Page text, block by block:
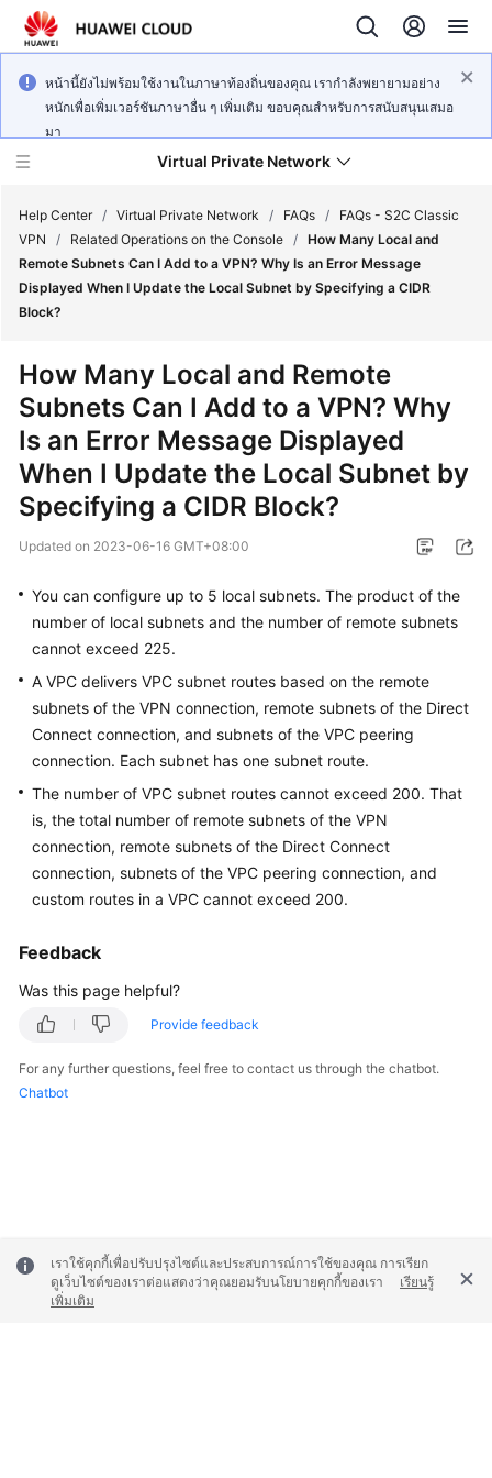
หน้านี้ยังไม่พร้อมใช้งานในภาษาท้องถิ่นของคุณ เรากำลังพยายามอย่าง
หนักเพื่อเพิ่มเวอร์ชันภาษาอื่น ๆ เพิ่มเติม ขอบคุณสำหรับการสนับสนุนเสมอ
มา
Virtual Private Network
What's
New
Overview
Billing
Getting
Started
Administrator
Guide
Best
Practices
Troubleshooting
FAQs
API
Reference
More
Documents
Videos
General
Responsibilities
Service
Help Center / Virtual Private Network / FAQs /
FAQs - S2C Classic
VPN
/ Related Operations on the Console / How Many Local and
Remote Subnets Can I Add to a VPN? Why Is an Error Message
Displayed When I Update the Local Subnet by Specifying a CIDR
Block?
How Many Local and Remote
Subnets Can I Add to a VPN? Why
Is an Error Message Displayed
When I Update the Local Subnet by
Specifying a CIDR Block?
Updated on 2023-06-16 GMT+08:00
You can configure up to 5 local subnets. The product of the
number of local subnets and the number of remote subnets
cannot exceed 225.
A VPC delivers VPC subnet routes based on the remote
subnets of the VPN connection, remote subnets of the Direct
Connect connection, and subnets of the VPC peering
connection. Each subnet has one subnet route.
The number of VPC subnet routes cannot exceed 200. That
is, the total number of remote subnets of the VPN
connection, remote subnets of the Direct Connect
connection, subnets of the VPC peering connection, and
custom routes in a VPC cannot exceed 200.
Feedback
Was this page helpful?
Provide feedback
For any further questions, feel free to contact us through the chatbot.
Chatbot
เราใช้คุกกี้เพื่อปรับปรุงไซต์และประสบการณ์การใช้ของคุณ การเรียก
ดูเว็บไซต์ของเราต่อแสดงว่าคุณยอมรับนโยบายคุกกี้ของเรา
เรียนรู้
เพิ่มเติม